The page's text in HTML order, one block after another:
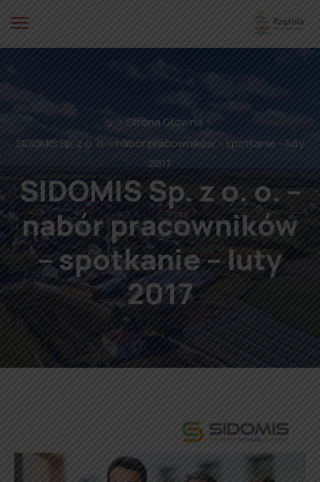
⌂
Strona Główna
SIDOMIS Sp. z o. o. – nabór pracowników – spotkanie – luty
2017
SIDOMIS Sp. z o. o. –
nabór pracowników
– spotkanie – luty
2017